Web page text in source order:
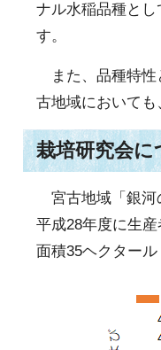
ナル水稲品種と
す。
また、品種特性
古地域においても
栽培研究会に
宮古地域「銀河
平成28年度に生
面積35ヘクター